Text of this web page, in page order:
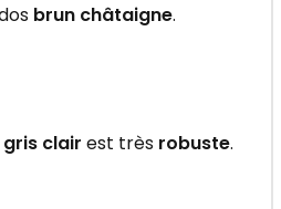
brun châtaigne.
gris clair est très robuste.